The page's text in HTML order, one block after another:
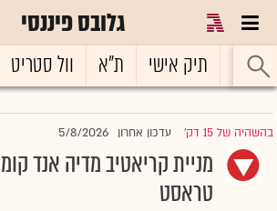
גלובס פיננסי
ראשי תיק אישי ת"א וול סטריט
בהשהיה של 15 דק' |עדכון אחרון 5/8/2026
מניית קריאטיב מדיה אנד
טראסט